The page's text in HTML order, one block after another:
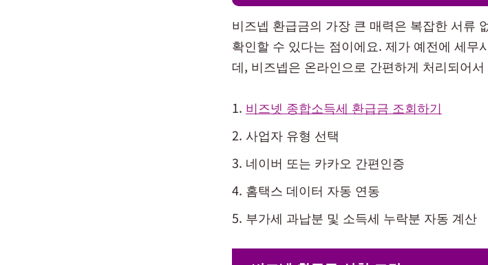
비즈넵 환급금의 가장 큰 매력은 복잡한 서류
확인할 수 있다는 점이에요. 제가 예전에 세무
데, 비즈넵은 온라인으로 간편하게 처리되어
비즈넷 종합소득세 환급금 조회하기
사업자 유형 선택
네이버 또는 카카오 간편인증
홈택스 데이터 자동 연동
부가세 과납분 및 소득세 누락분 자동 계산